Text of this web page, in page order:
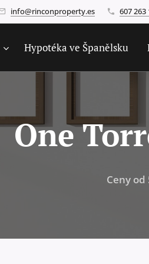
info@rinconproperty.es 607 263
Hypotéka ve Španělsku
One
Ceny od